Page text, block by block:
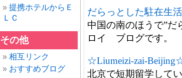
提携ホテルからＥ
ＬＣ
その他
相互リンク
おすすめブログ
だらっとした駐在生
中国の南のほうで”だ
ロイ ブログです。
☆Liumeizi-zai-
北京で短期留学して